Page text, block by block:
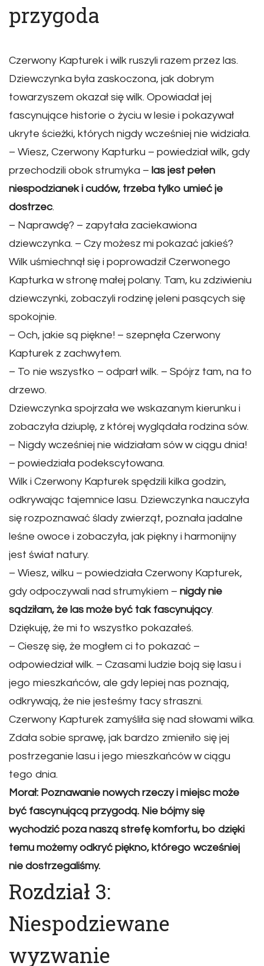
przygoda
Czerwony Kapturek i wilk ruszyli razem przez las.
Dziewczynka była zaskoczona, jak dobrym
towarzyszem okazał się wilk. Opowiadał jej
fascynujące historie o życiu w lesie i pokazywał
ukryte ścieżki, których nigdy wcześniej nie widziała.
– Wiesz, Czerwony Kapturku – powiedział wilk, gdy
przechodzili obok strumyka – las jest pełen
niespodzianek i cudów, trzeba tylko umieć je
dostrzec.
– Naprawdę? – zapytała zaciekawiona
dziewczynka. – Czy możesz mi pokazać jakieś?
Wilk uśmiechnął się i poprowadził Czerwonego
Kapturka w stronę małej polany. Tam, ku zdziwieniu
dziewczynki, zobaczyli rodzinę jeleni pasących się
spokojnie.
– Och, jakie są piękne! – szepnęła Czerwony
Kapturek z zachwytem.
– To nie wszystko – odparł wilk. – Spójrz tam, na to
drzewo.
Dziewczynka spojrzała we wskazanym kierunku i
zobaczyła dziuplę, z której wyglądała rodzina sów.
– Nigdy wcześniej nie widziałam sów w ciągu dnia!
– powiedziała podekscytowana.
Wilk i Czerwony Kapturek spędzili kilka godzin,
odkrywając tajemnice lasu. Dziewczynka nauczyła
się rozpoznawać ślady zwierząt, poznała jadalne
leśne owoce i zobaczyła, jak piękny i harmonijny
jest świat natury.
– Wiesz, wilku – powiedziała Czerwony Kapturek,
gdy odpoczywali nad strumykiem – nigdy nie
sądziłam, że las może być tak fascynujący.
Dziękuję, że mi to wszystko pokazałeś.
– Cieszę się, że mogłem ci to pokazać –
odpowiedział wilk. – Czasami ludzie boją się lasu i
jego mieszkańców, ale gdy lepiej nas poznają,
odkrywają, że nie jesteśmy tacy straszni.
Czerwony Kapturek zamyśliła się nad słowami wilka.
Zdała sobie sprawę, jak bardzo zmieniło się jej
postrzeganie lasu i jego mieszkańców w ciągu
tego dnia.
Morał: Poznawanie nowych rzeczy i miejsc może
być fascynującą przygodą. Nie bójmy się
wychodzić poza naszą strefę komfortu, bo dzięki
temu możemy odkryć piękno, którego wcześniej
nie dostrzegaliśmy.
Rozdział 3:
Niespodziewane
wyzwanie